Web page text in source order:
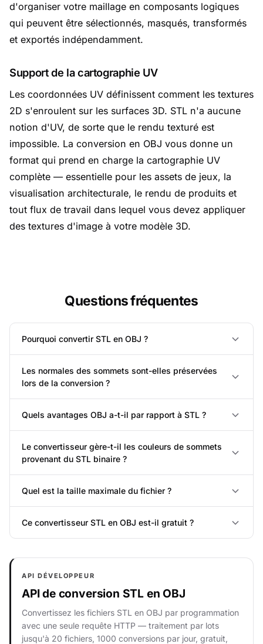
d'organiser votre maillage en composants logiques
qui peuvent être sélectionnés, masqués, transformés
et exportés indépendamment.
Support de la cartographie UV
Les coordonnées UV définissent comment les textures
2D s'enroulent sur les surfaces 3D. STL n'a aucune
notion d'UV, de sorte que le rendu texturé est
impossible. La conversion en OBJ vous donne un
format qui prend en charge la cartographie UV
complète — essentielle pour les assets de jeux, la
visualisation architecturale, le rendu de produits et
tout flux de travail dans lequel vous devez appliquer
des textures d'image à votre modèle 3D.
Questions fréquentes
Pourquoi convertir STL en OBJ ?
Les normales des sommets sont-elles préservées
lors de la conversion ?
Quels avantages OBJ a-t-il par rapport à STL ?
Le convertisseur gère-t-il les couleurs de sommets
provenant du STL binaire ?
Quel est la taille maximale du fichier ?
Ce convertisseur STL en OBJ est-il gratuit ?
API DÉVELOPPEUR
API de conversion STL en OBJ
Convertissez les fichiers STL en OBJ par programmation
avec une seule requête HTTP — traitement par lots
jusqu'à 20 fichiers, 1000 conversions par jour, gratuit,